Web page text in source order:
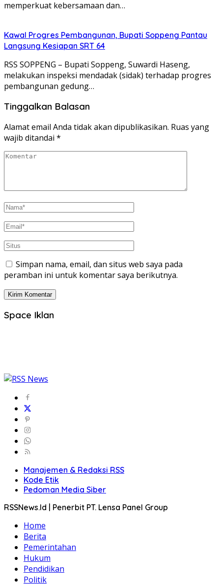
memperkuat kebersamaan dan…
Kawal Progres Pembangunan, Bupati Soppeng Pantau
Langsung Kesiapan SRT 64
RSS SOPPENG – Bupati Soppeng, Suwardi Haseng,
melakukan inspeksi mendadak (sidak) terhadap progres
pembangunan gedung…
Tinggalkan Balasan
Alamat email Anda tidak akan dipublikasikan. Ruas yang
wajib ditandai *
Simpan nama, email, dan situs web saya pada
peramban ini untuk komentar saya berikutnya.
Space Iklan
Manajemen & Redaksi RSS
Kode Etik
Pedoman Media Siber
RSSNews.Id | Penerbit PT. Lensa Panel Group
Home
Berita
Pemerintahan
Hukum
Pendidikan
Politik